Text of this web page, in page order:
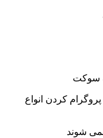
کردن انواع
شوند